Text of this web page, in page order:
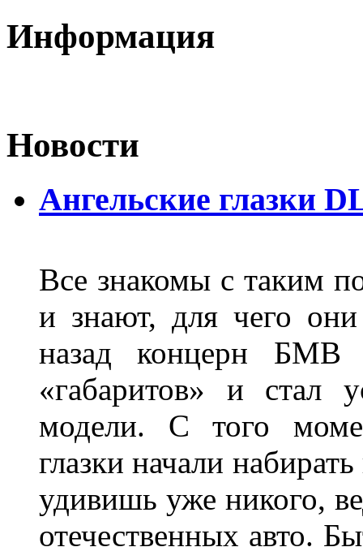
Информация
Новости
Ангельские глазки
Все знакомы с таким
и знают, для чего
назад концерн БМВ
«габаритов» и стал
модели. С того
глазки начали
удивишь уже никого,
отечественных авто.